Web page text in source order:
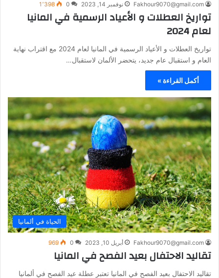
Fakhour9070@gmail.com نوفمبر 14, 2023 0 1٬398
تواريخ العطلات و الأعياد الرسمية في المانيا
لعام 2024
تواريخ العطلات و الأعياد الرسمية في المانيا لعام 2024 مع اقتراب نهاية
العام و استقبال عام جديد، يتحضر الألمان لاستقبال…
أكمل القراءة »
الحياة في ألمانيا
Fakhour9070@gmail.com أبريل 10, 2023 0
969
تقاليد الاحتفال بعيد الفصح في المانيا
تقاليد الاحتفال بعيد الفصح في المانيا تعتبر عطلة عيد الفصح في ألمانيا